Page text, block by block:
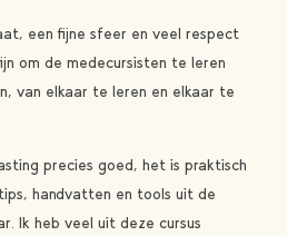
een fijne sfeer en veel respect
om de medecursisten te leren
van elkaar te leren en elkaar te
precies goed, het is praktisch
handvatten en tools uit de
Ik heb veel uit deze cursus